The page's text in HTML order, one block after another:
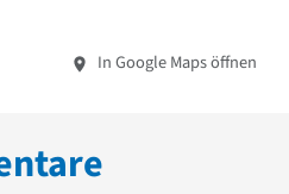
In Google Maps öffnen